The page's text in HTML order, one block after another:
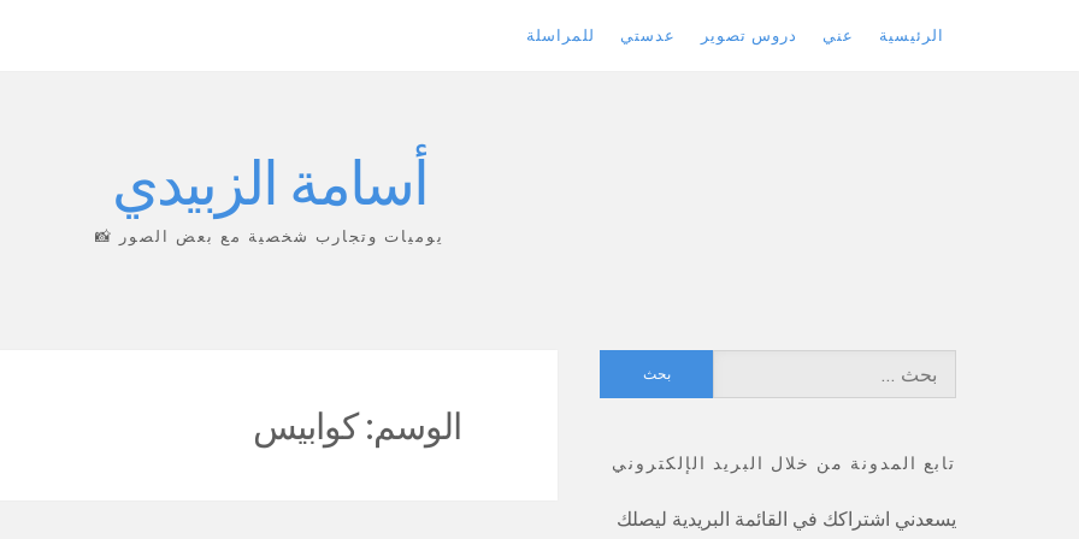
الرئيسية عني دروس تصوير عدستي للمراسلة
أسامة الزبيدي
يوميات وتجارب شخصية مع بعض الصور 📸
الوسم:كوابيس
البحث
عن:
تابع المدونة من خلال البريد الإلكتروني
يسعدني اشتراكك في القائمة البريدية ليصلك